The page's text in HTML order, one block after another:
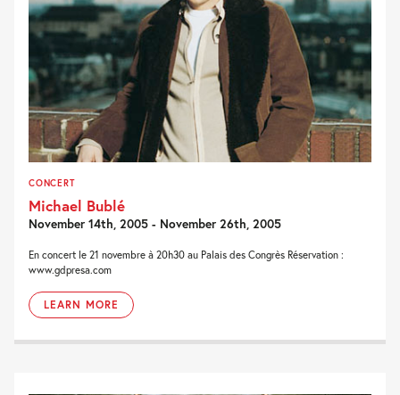
CONCERT
Michael Bublé
November 14th, 2005 - November 26th, 2005
En concert le 21 novembre à 20h30 au Palais des Congrès Réservation :
www.gdpresa.com
LEARN MORE